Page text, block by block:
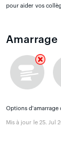
pour aider vos
Amarrage
Options d'amarrage
Mis à jour le 25. Jul